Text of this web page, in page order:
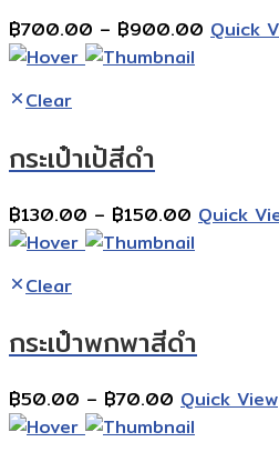
฿700.00 – ฿900.00 Price
Quick
Clear
กระเป๋าเป้สีดำ
฿130.00 – ฿150.00 Price
range:
Quick
Clear
กระเป๋าพกพาสีดำ
฿50.00 – ฿70.00 Price
range:
Quick View